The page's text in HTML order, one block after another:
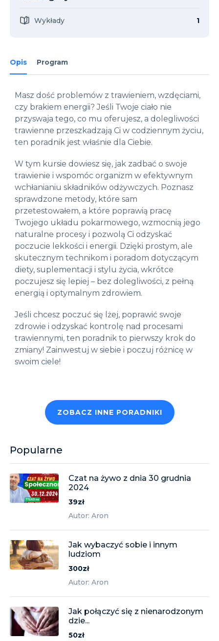
Opis Program
Masz dość problemów z trawieniem, wzdęciami,
czy brakiem energii? Jeśli Twoje ciało nie
przyswaja tego, co mu oferujesz, a dolegliwości
trawienne przeszkadzają Ci w codziennym życiu,
ten poradnik jest właśnie dla Ciebie.
W tym kursie dowiesz się, jak zadbać o swoje
trawienie i wspomóc organizm w efektywnym
wchłanianiu składników odżywczych. Poznasz
sprawdzone metody, które sam
przetestowałem, a które poprawią pracę
Twojego układu pokarmowego, wzmocnią jego
naturalne procesy i pozwolą Ci odzyskać
poczucie lekkości i energii. Dzięki prostym, ale
skutecznym technikom i poradom dotyczącym
diety, suplementacji i stylu życia, wkrótce
poczujesz się lepiej – bez dolegliwości, z pełną
energią i optymalnym zdrowiem.
Jeśli chcesz poczuć się lżej, poprawić swoje
zdrowie i odzyskać kontrolę nad procesami
trawiennymi, ten poradnik to pierwszy krok do
zmiany! Zainwestuj w siebie i poczuj różnicę w
swoim ciele!
ZOBACZ INNE PORADNIKI
Wykłady 1
Popularne
Czat na żywo z dnia 30 grudnia
2024
39zł
Autor: Aron
Jak wybaczyć sobie i innym
ludziom
300zł
Autor: Aron
Jak połączyć się z nienarodzonym
dzie...
50zł